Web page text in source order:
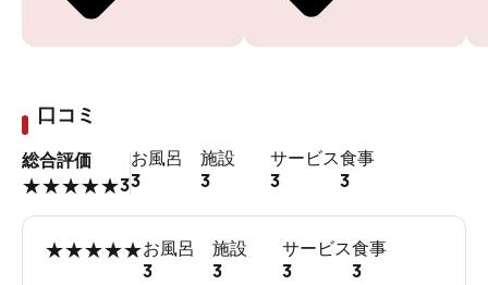
口コミ
総合評価
★★★★★3
お風呂
3
施設
3
サービス
3
食事
3
★★★★★お風呂
3
施設
3
サービス
3
食事
3